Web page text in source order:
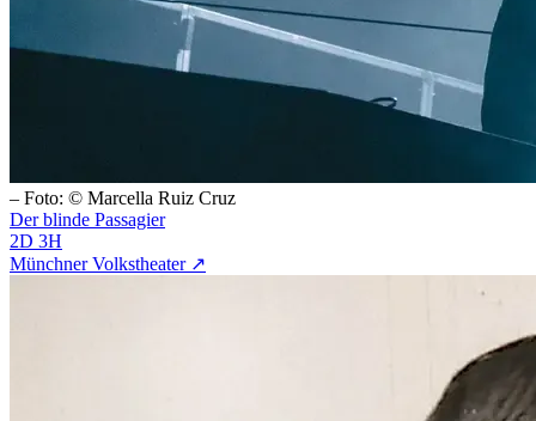
– Foto: © Marcella Ruiz Cruz
Der blinde Passagier
2D 3H
Münchner Volkstheater ↗